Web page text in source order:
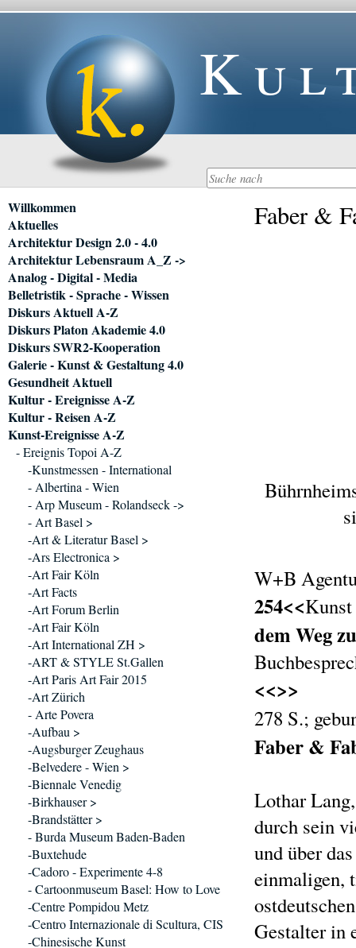
Faber &
W+B
254<<Kunst
dem Weg
<<>>
278 S.;
Faber &
Lothar
durch sein
und über
einmaligen,
Gestalter in
Navigation
überspringen
Willkommen
Aktuelles
Architektur Design 2.0 - 4.0
Architektur Lebensraum A_Z ->
Analog - Digital - Media
Belletristik - Sprache - Wissen
Diskurs Aktuell A-Z
Diskurs Platon Akademie 4.0
Diskurs SWR2-Kooperation
Galerie - Kunst & Gestaltung 4.0
Gesundheit Aktuell
Kultur - Ereignisse A-Z
Kultur - Reisen A-Z
Kunst-Ereignisse A-Z
- Ereignis Topoi A-Z
-Kunstmessen - International
- Albertina - Wien
- Arp Museum - Rolandseck ->
- Art Basel >
-Art & Literatur Basel >
-Ars Electronica >
-Art Fair Köln
-Art Facts
-Art Forum Berlin
-Art Fair Köln
-Art International ZH >
-ART & STYLE St.Gallen
-Art Paris Art Fair 2015
-Art Zürich
- Arte Povera
-Aufbau >
-Augsburger Zeughaus
-Belvedere - Wien >
-Biennale Venedig
-Birkhauser >
-Brandstätter >
- Burda Museum Baden-Baden
-Buxtehude
-Cadoro - Experimente 4-8
- Cartoonmuseum Basel: How to Love
-Centre Pompidou Metz
-Centro Internazionale di Scultura, CIS
-Chinesische Kunst